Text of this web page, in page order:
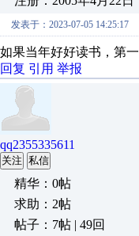
发表于：2023-07-05 14:25:17
如果当年好好读书，第
回复 引用 举报
qq2355335611
关注 私信
精华：0帖
求助：2帖
帖子：7帖 | 49回